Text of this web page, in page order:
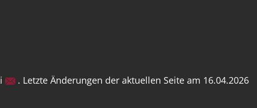
. Letzte Änderungen der aktuellen Seite am 16.04.2026